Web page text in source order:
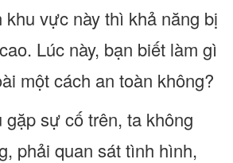
vực này thì khả năng bị
Lúc này, bạn biết làm gì
một cách an toàn không?
sự cố trên, ta không
phải quan sát tình hình,